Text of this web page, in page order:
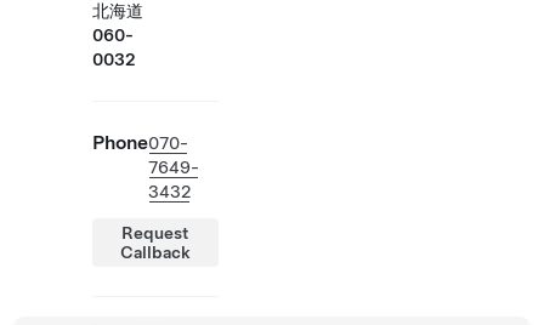
北海道
060-
0032
Phone070-
7649-
3432
Request
Callback